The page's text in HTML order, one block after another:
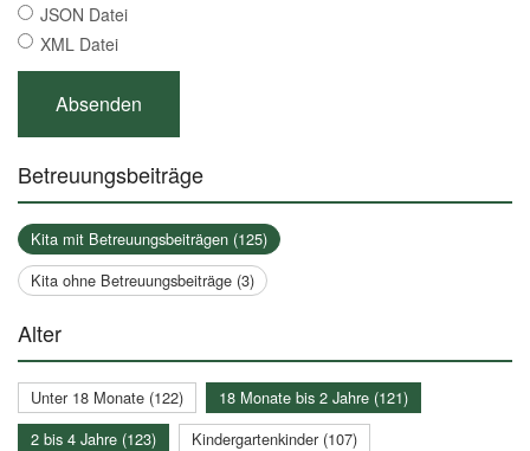
JSON Datei
XML Datei
Betreuungsbeiträge
Kita mit Betreuungsbeiträgen (125)
Kita ohne Betreuungsbeiträge (3)
Alter
Unter 18 Monate (122)
18 Monate bis 2 Jahre (121)
2 bis 4 Jahre (123)
Kindergartenkinder (107)